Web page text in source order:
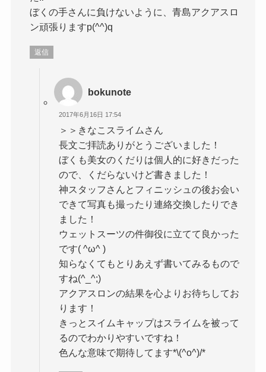
ぼくの手さんに負けないように、青島アクアスロ
ン頑張りますp(^^)q
返信
bokunote
2017年6月16日 17:54
＞＞きなこスライムさん
長文ご拝読ありがとうございました！
ぼくも美女のくだりは個人的に好きだった
ので、くだらないけど書きました！
神スタッフさんとフィニッシュの後お会い
できて写真も撮ったり連絡交換したりでき
ました！
ウェットスーツの件御役に立てて良かった
です( ^ω^ )
知らなくてもとりあえず書いてみるもので
すね(^_^;)
アクアスロンの結果を心よりお待ちしてお
ります！
きっとスイムキャップはスライムを被って
るのでわかりやすいですね！
色んな意味で期待してます*\(^o^)/*